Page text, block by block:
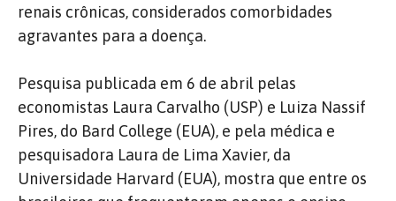
renais crônicas, considerados comorbidades
agravantes para a doença.
Pesquisa publicada em 6 de abril pelas
economistas Laura Carvalho (USP) e Luiza Nassif
Pires, do Bard College (EUA), e pela médica e
pesquisadora Laura de Lima Xavier, da
Universidade Harvard (EUA), mostra que entre os